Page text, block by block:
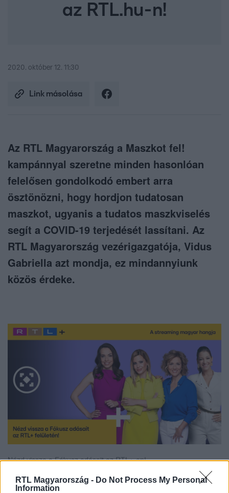
RTL Magyarország - Do Not Process My Personal
Information
az RTL.hu-n!
2020. október 12. 11:30
Link másolása
Az RTL Magyarország a Maszkot fel!
kampánnyal szeretne minden hasonlóan
felelősen gondolkodó embert arra
ösztönözni, hogy hordjon tudatosan
maszkot, ugyanis a tudatos maszkviselés
segít a COVID-19 terjedését lassítani. Az
RTL Magyarország vezérigazgatója, Vidus
Gabriella azt mondja, ez mindannyiunk
közös érdeke.
Nézd vissza a Fókusz adásait az RTL+-on!